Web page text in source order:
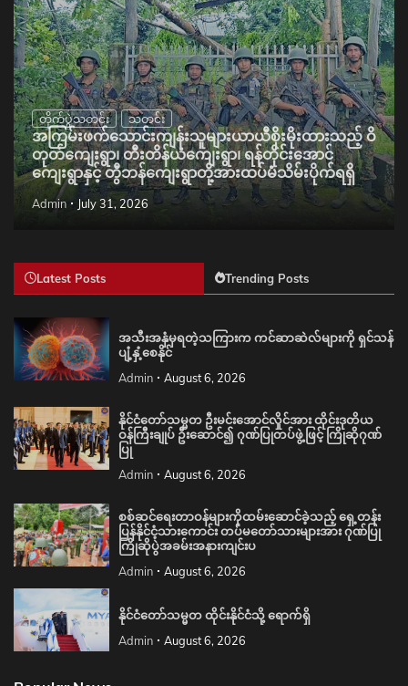
တိုက်ပွဲသတင်း သတင်း
အကြမ်းဖက်သောင်းကျန်းသူများယာယီစိုးမိုးထားသည့် ဝိ
တုတ်ကျေးရွာ၊ တီးတိန်ယံကျေးရွာ၊ ရန်တိုင်းအောင်
ကျေးရွာနှင့် တွီဘန်ကျေးရွာတို့အားထပ်မံသိမ်းပိုက်ရရှိ
Admin July 31, 2026
Latest Posts Trending Posts
အသီးအနှံမှရတဲ့သကြားက ကင်ဆာဆဲလ်များကို ရှင်သန်
ပျံ့နှံ့စေနိုင်
Admin August 6, 2026
နိုင်ငံတော်သမ္မတ ဦးမင်းအောင်လှိုင်အား ထိုင်းဒုတိယ
ဝန်ကြီးချုပ် ဦးဆောင်၍ ဂုဏ်ပြုတပ်ဖွဲ့ဖြင့် ကြိုဆိုဂုဏ်
ပြု
Admin August 6, 2026
စစ်ဆင်ရေးတာဝန်များကိုထမ်းဆောင်ခဲ့သည့် ရှေ့တန်း
ပြန်နိုင်ငံ့သားကောင်း တပ်မတော်သားများအား ဂုဏ်ပြု
ကြိုဆိုပွဲအခမ်းအနားကျင်းပ
Admin August 6, 2026
နိုင်ငံတော်သမ္မတ ထိုင်းနိုင်ငံသို့ ရောက်ရှိ
Admin August 6, 2026